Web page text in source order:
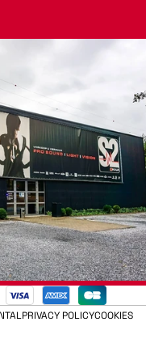
PRIVACY POLICYCOOKIES